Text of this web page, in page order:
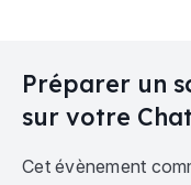
Préparer un
sur votre
Cet évènement